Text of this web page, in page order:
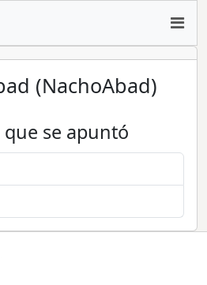
(NachoAbad)
que se apuntó